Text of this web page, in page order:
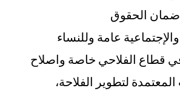
الحقوق
عامة وللنساء
قطاع الفلاحي خاصة واصلاح
لتطوير الفلاحة،